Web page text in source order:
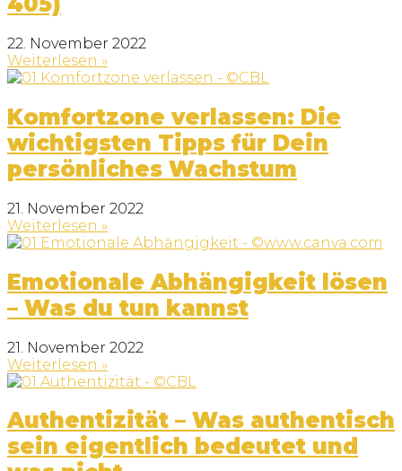
22. November 2022
Weiterlesen »
Komfortzone verlassen: Die
wichtigsten Tipps für Dein
persönliches Wachstum
21. November 2022
Weiterlesen »
Emotionale Abhängigkeit lösen
– Was du tun kannst
21. November 2022
Weiterlesen »
Authentizität – Was authentisch
sein eigentlich bedeutet und